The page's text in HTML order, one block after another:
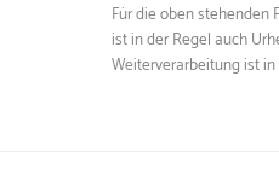
Für die oben
ist in der Regel auch
Weiterverarbeitung ist